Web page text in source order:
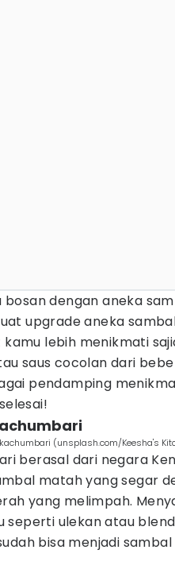
bosan dengan aneka
upgrade aneka
lebih menikmati
saus cocolan dari
pendamping
(unsplash.com/Keesha's
berasal dari negara
matah yang segar
yang melimpah.
seperti ulekan atau
bisa menjadi